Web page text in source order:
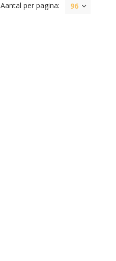
Aantal per pagina: 96